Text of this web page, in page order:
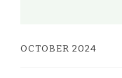
OCTOBER 2024